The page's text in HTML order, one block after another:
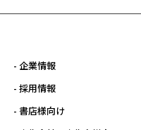
- 企業情報
- 採用情報
- 書店様向け